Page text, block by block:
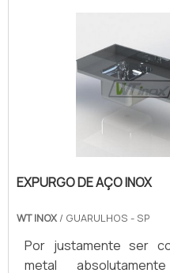
pelas empresas
Prateleiras;
Bancadas;
laboratório; M.
EXPURGO DE AÇO INOX
WT INOX / GUARULHOS - SP
Por justamente ser
metal